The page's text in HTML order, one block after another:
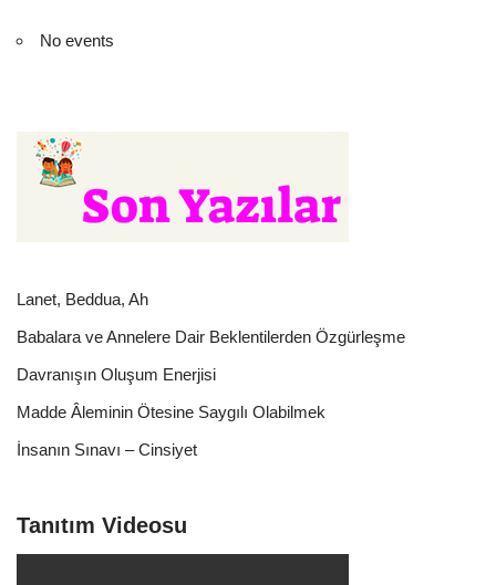
No events
Lanet, Beddua, Ah
Babalara ve Annelere Dair Beklentilerden Özgürleşme
Davranışın Oluşum Enerjisi
Madde Âleminin Ötesine Saygılı Olabilmek
İnsanın Sınavı – Cinsiyet
Tanıtım Videosu